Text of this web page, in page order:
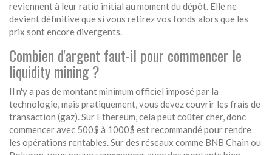
reviennent à leur ratio initial au moment du dépôt. Elle ne
devient définitive que si vous retirez vos fonds alors que les
prix sont encore divergents.
Combien d'argent faut-il pour commencer le
liquidity mining ?
Il n'y a pas de montant minimum officiel imposé par la
technologie, mais pratiquement, vous devez couvrir les frais de
transaction (gaz). Sur Ethereum, cela peut coûter cher, donc
commencer avec 500$ à 1000$ est recommandé pour rendre
les opérations rentables. Sur des réseaux comme BNB Chain ou